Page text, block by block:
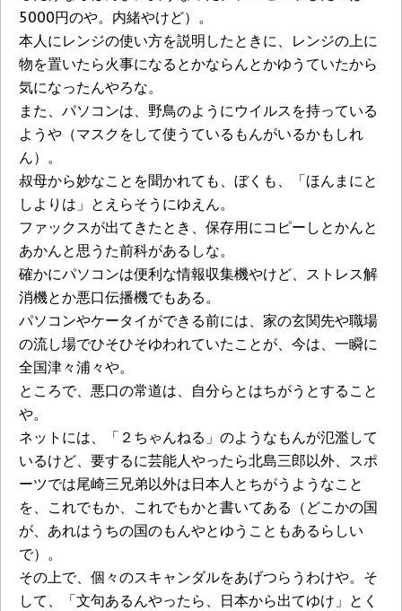
5000円のや。内緒やけど）。
本人にレンジの使い方を説明したときに、レンジの上に
物を置いたら火事になるとかならんとかゆうていたから
気になったんやろな。
また、パソコンは、野鳥のようにウイルスを持っている
ようや（マスクをして使うているもんがいるかもしれ
ん）。
叔母から妙なことを聞かれても、ぼくも、「ほんまにと
しよりは」とえらそうにゆえん。
ファックスが出てきたとき、保存用にコピーしとかんと
あかんと思うた前科があるしな。
確かにパソコンは便利な情報収集機やけど、ストレス解
消機とか悪口伝播機でもある。
パソコンやケータイができる前には、家の玄関先や職場
の流し場でひそひそゆわれていたことが、今は、一瞬に
全国津々浦々や。
ところで、悪口の常道は、自分らとはちがうとすること
や。
ネットには、「２ちゃんねる」のようなもんが氾濫して
いるけど、要するに芸能人やったら北島三郎以外、スポ
ーツでは尾崎三兄弟以外は日本人とちがうようなこと
を、これでもか、これでもかと書いてある（どこかの国
が、あれはうちの国のもんやとゆうこともあるらしい
で）。
その上で、個々のスキャンダルをあげつらうわけや。そ
して、「文句あるんやったら、日本から出てゆけ」とく